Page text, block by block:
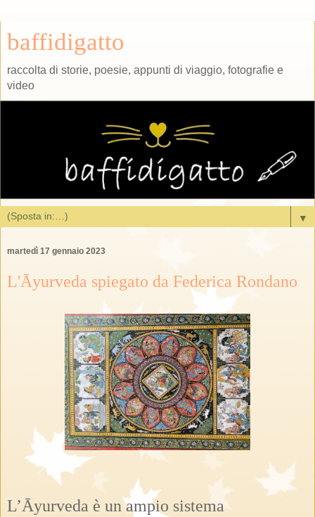
baffidigatto
raccolta di storie, poesie, appunti di viaggio, fotografie e
video
▼
martedì 17 gennaio 2023
L'Āyurveda spiegato da Federica Rondano
L’Āyurveda è un ampio sistema